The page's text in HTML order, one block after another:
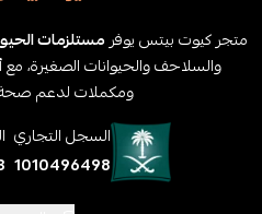
متجر كيوت بيتس يوفر مستلزمات
والسلاحف والحيوانات الصغيرة،
ومكملات لدعم صحة
السجل التجاري
1010496498